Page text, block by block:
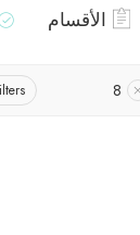
الأقسام
8